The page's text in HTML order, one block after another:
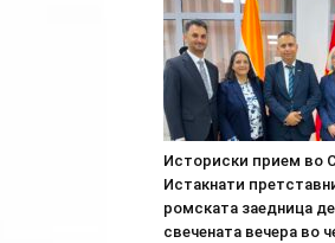
Историски прием во
Истакнати
ромската заедница
свечената вечера во